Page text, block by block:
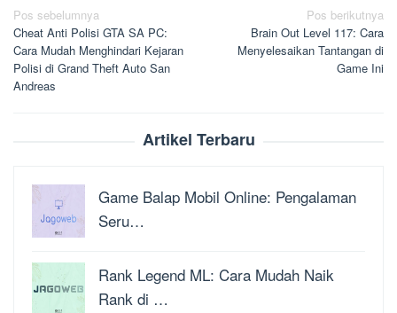
Navigasi
pos
Pos sebelumnya
Cheat Anti Polisi GTA SA PC:
Cara Mudah Menghindari Kejaran
Polisi di Grand Theft Auto San
Andreas
Pos berikutnya
Brain Out Level 117: Cara
Menyelesaikan Tantangan di
Game Ini
Artikel Terbaru
Game Balap Mobil Online: Pengalaman
Seru…
Rank Legend ML: Cara Mudah Naik
Rank di …